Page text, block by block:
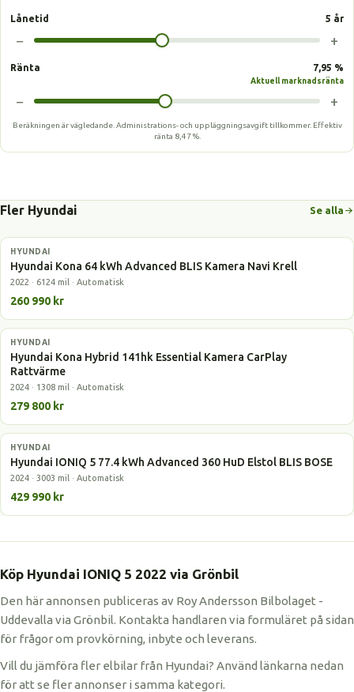
Lånetid 5 år
− +
Ränta 7,95 %
Aktuell marknadsränta
− +
Beräkningen är vägledande. Administrations- och uppläggningsavgift tillkommer. Effektiv
ränta 8,47 %.
Fler Hyundai Se alla
Elbil
HYUNDAI
Hyundai Kona 64 kWh Advanced BLIS Kamera Navi Krell
2022 · 6124 mil · Automatisk
260 990 kr
Laddhybrid
HYUNDAI
Hyundai Kona Hybrid 141hk Essential Kamera CarPlay
Rattvärme
2024 · 1308 mil · Automatisk
279 800 kr
Elbil
HYUNDAI
Hyundai IONIQ 5 77.4 kWh Advanced 360 HuD Elstol BLIS BOSE
2024 · 3003 mil · Automatisk
429 990 kr
Köp Hyundai IONIQ 5 2022 via Grönbil
Den här annonsen publiceras av Roy Andersson Bilbolaget -
Uddevalla via Grönbil. Kontakta handlaren via formuläret på sidan
för frågor om provkörning, inbyte och leverans.
Vill du jämföra fler elbilar från Hyundai? Använd länkarna nedan
för att se fler annonser i samma kategori.